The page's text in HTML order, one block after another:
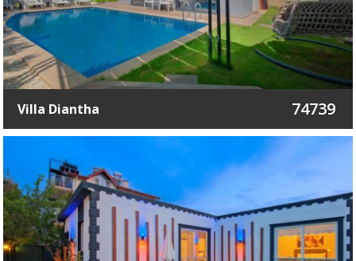
Villa Diantha 74739